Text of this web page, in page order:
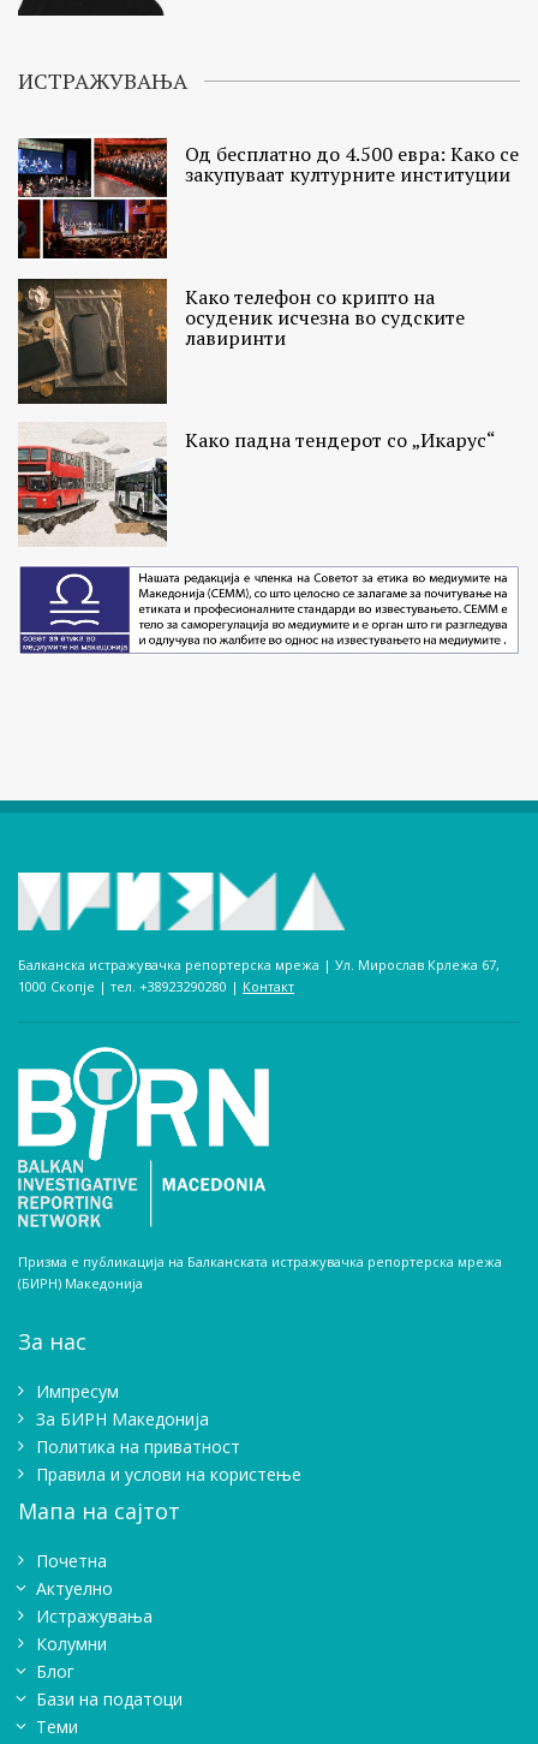
ИСТРАЖУВАЊА
Од бесплатно до 4.500 евра: Како се
закупуваат културните институции
Како телефон со крипто на
осуденик исчезна во судските
лавиринти
Како падна тендерот со „Икарус“
Балканска истражувачка репортерска мрежа | Ул. Мирослав Крлежа 67,
1000 Скопје | тел. +38923290280­ | Контакт
Призма е публикација на Балканската истражувачка репортерска мрежа
(БИРН) Македонија
За нас
Импресум
Зa БИРН Македонија
Политика на приватност
Правила и услови на користење
Мапа на сајтот
Почетна
Актуелно
Истражувањa
Колумни
Блог
Бази на податоци
Теми